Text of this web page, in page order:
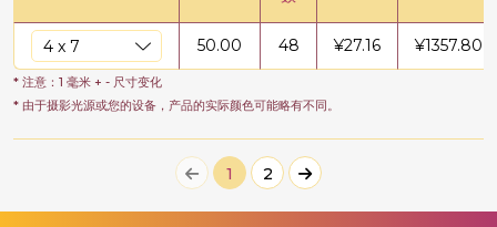
50.00 48 ¥27.16 ¥1357.80
* 注意：1 毫米 + - 尺寸变化
* 由于摄影光源或您的设备，产品的实际颜色可能略有不同。
1 2